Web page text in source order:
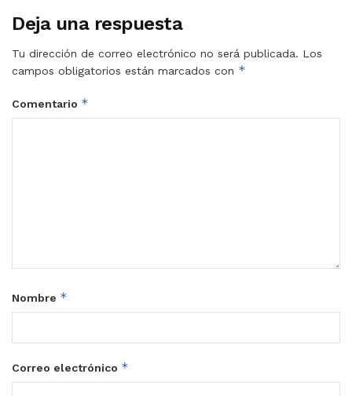
Deja una respuesta
Tu dirección de correo electrónico no será publicada. Los
campos obligatorios están marcados con *
Comentario *
Nombre *
Correo electrónico *